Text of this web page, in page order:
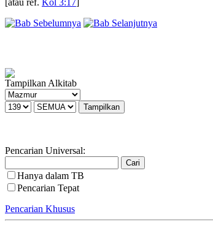
[atau ref. Kol 3:17]
Tampilkan Alkitab
Pencarian Universal:
Hanya dalam TB
Pencarian Tepat
Pencarian Khusus